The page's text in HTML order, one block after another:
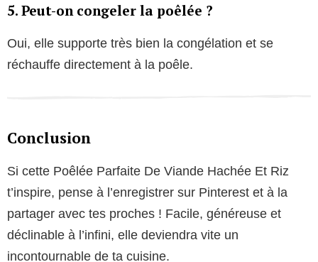
5. Peut-on congeler la poêlée ?
Oui, elle supporte très bien la congélation et se
réchauffe directement à la poêle.
Conclusion
Si cette Poêlée Parfaite De Viande Hachée Et Riz
t’inspire, pense à l’enregistrer sur Pinterest et à la
partager avec tes proches ! Facile, généreuse et
déclinable à l’infini, elle deviendra vite un
incontournable de ta cuisine.